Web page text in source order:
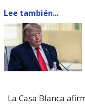
Lee también...
La Casa Blanca